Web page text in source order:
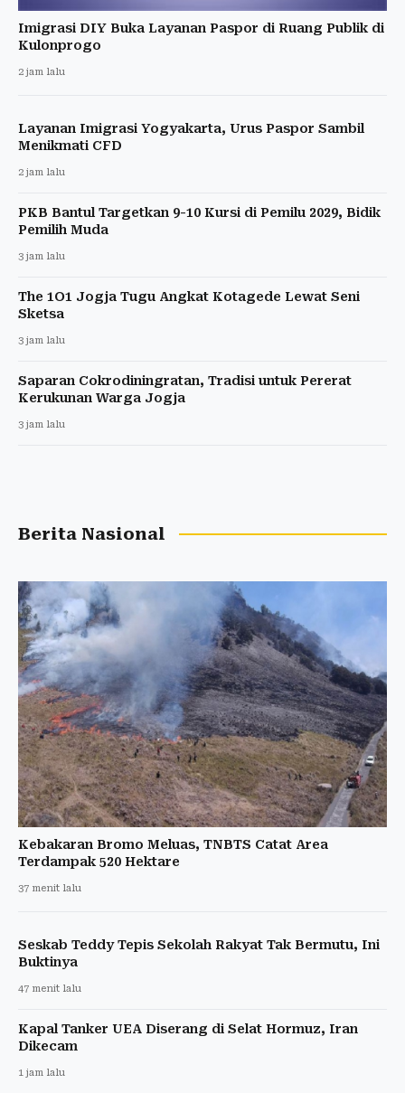
Imigrasi DIY Buka Layanan Paspor di Ruang Publik di
Kulonprogo
2 jam lalu
Layanan Imigrasi Yogyakarta, Urus Paspor Sambil
Menikmati CFD
2 jam lalu
PKB Bantul Targetkan 9-10 Kursi di Pemilu 2029, Bidik
Pemilih Muda
3 jam lalu
The 1O1 Jogja Tugu Angkat Kotagede Lewat Seni
Sketsa
3 jam lalu
Saparan Cokrodiningratan, Tradisi untuk Pererat
Kerukunan Warga Jogja
3 jam lalu
Berita Nasional
Kebakaran Bromo Meluas, TNBTS Catat Area
Terdampak 520 Hektare
37 menit lalu
Seskab Teddy Tepis Sekolah Rakyat Tak Bermutu, Ini
Buktinya
47 menit lalu
Kapal Tanker UEA Diserang di Selat Hormuz, Iran
Dikecam
1 jam lalu